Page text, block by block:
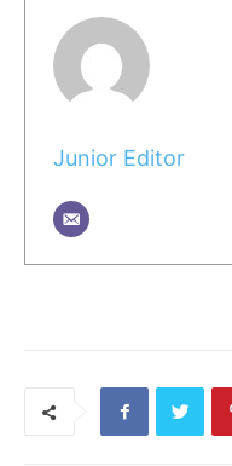
Junior Editor